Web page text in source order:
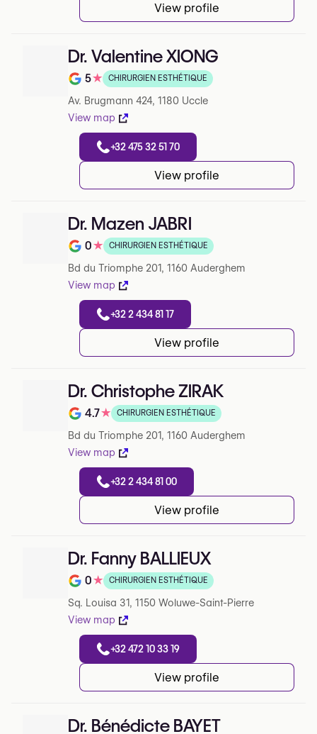
View profile
Dr. Valentine XIONG
Note de 5 sur 5 sur Google
5★ CHIRURGIEN ESTHÉTIQUE
Av. Brugmann 424, 1180 Uccle
View map
+32 475 32 51 70
View profile
Dr. Mazen JABRI
Note de 0 sur 5 sur Google
0★ CHIRURGIEN ESTHÉTIQUE
Bd du Triomphe 201, 1160 Auderghem
View map
+32 2 434 81 17
View profile
Dr. Christophe ZIRAK
Note de 4.7 sur 5 sur Google
4.7★ CHIRURGIEN ESTHÉTIQUE
Bd du Triomphe 201, 1160 Auderghem
View map
+32 2 434 81 00
View profile
Dr. Fanny BALLIEUX
Note de 0 sur 5 sur Google
0★ CHIRURGIEN ESTHÉTIQUE
Sq. Louisa 31, 1150 Woluwe-Saint-Pierre
View map
+32 472 10 33 19
View profile
Dr. Bénédicte BAYET